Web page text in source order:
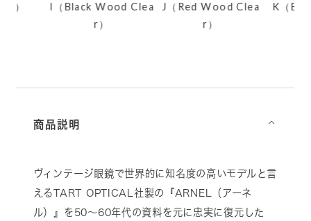
）
I（Black Wood Clea
r）
J（Red Wood Clea
r）
K（
商品説明 ⌵
ヴィンテージ眼鏡で世界的に知名度の高いモデルと言
えるTART OPTICAL社製の『ARNEL（アーネ
ル）』を50～60年代の資料を元に忠実に復元した